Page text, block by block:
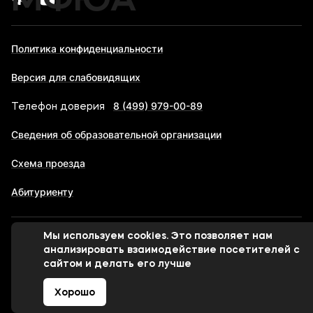
Политика конфиденциальности
Версия для слабовидящих
Телефон доверия 8 (499) 979-00-89
Сведения об образовательной организации
Схема проезда
Абитуриенту
© 1998-2026 Московский финансово-юридический
университет МФЮА
Сделано в
Мы используем cookies. Это позволяет нам
анализировать взаимодействие посетителей с
сайтом и делать его лучше
Хорошо